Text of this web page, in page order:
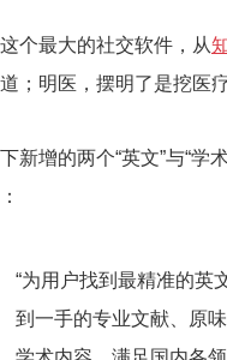
个最大的社交软件，从
；明医，摆明了是挖医
新增的两个“英文”与“学
“为用户找到最精准的英
到一手的专业文献、原